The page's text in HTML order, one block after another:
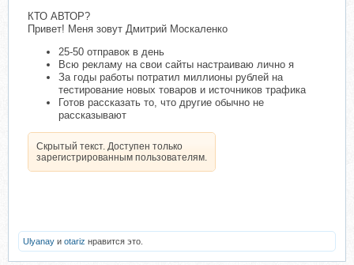
КТО АВТОР?
Привет! Меня зовут Дмитрий Москаленко
25-50 отправок в день
Всю рекламу на свои сайты настраиваю лично я
За годы работы потратил миллионы рублей на
тестирование новых товаров и источников трафика
Готов рассказать то, что другие обычно не
рассказывают
Скрытый текст. Доступен только
зарегистрированным пользователям.
Ulyanay и otariz нравится это.